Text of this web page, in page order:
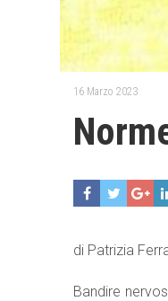
16 Marzo 2023
di Patrizia
Bandire